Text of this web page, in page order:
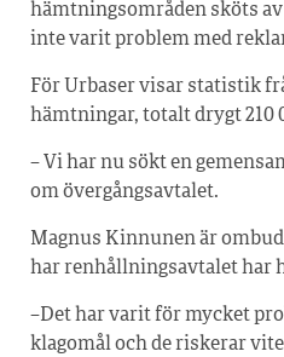
hämtningsområden sköts
inte varit problem med
För Urbaser visar statistik
hämtningar, totalt drygt 210
– Vi har nu sökt en
om övergångsavtalet.
Magnus Kinnunen är
har renhållningsavtalet har
–Det har varit för mycket
klagomål och de riskerar